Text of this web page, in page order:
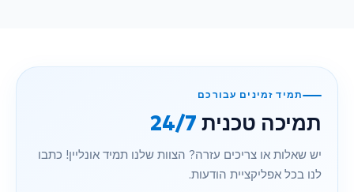
תמיד זמינים עבורכם
תמיכה טכנית 24/7
יש שאלות או צריכים עזרה? הצוות שלנו תמיד אונליין! כתבו
לנו בכל אפליקציית הודעות.